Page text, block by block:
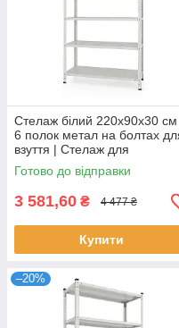
Стелаж білий 220х90х30 см
6 полок метал на болтах
взуття | Стелаж для
передпокою
Готово до відправки
3 581,60 ₴ 4 477 ₴
Купити
–20%